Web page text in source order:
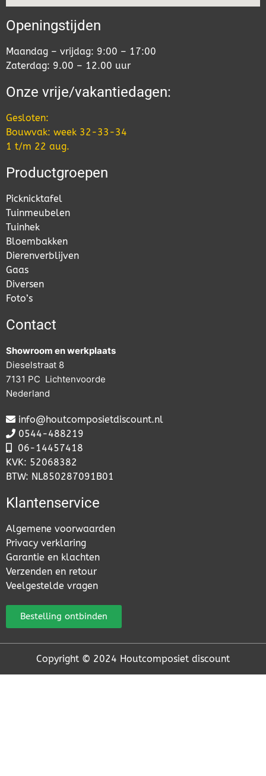
Openingstijden
Maandag – vrijdag: 9:00 – 17:00
Zaterdag: 9.00 – 12.00 uur
Onze vrije/vakantiedagen:
Gesloten:
Bouwvak: week 32-33-34
1 t/m 22 aug.
Productgroepen
Picknicktafel
Tuinmeubelen
Tuinhek
Bloembakken
Dierenverblijven
Gaas
Diversen
Foto’s
Contact
Showroom en werkplaats
Dieselstraat 8
7131 PC Lichtenvoorde
Nederland
info@houtcomposietdiscount.nl
0544-488219
06- 14457418
KVK: 52068382
BTW: NL850287091B01
Klantenservice
Algemene voorwaarden
Privacy verklaring
Garantie en klachten
Verzenden en retour
Veelgestelde vragen
Bestelling ontbinden
Copyright © 2024 Houtcomposiet discount